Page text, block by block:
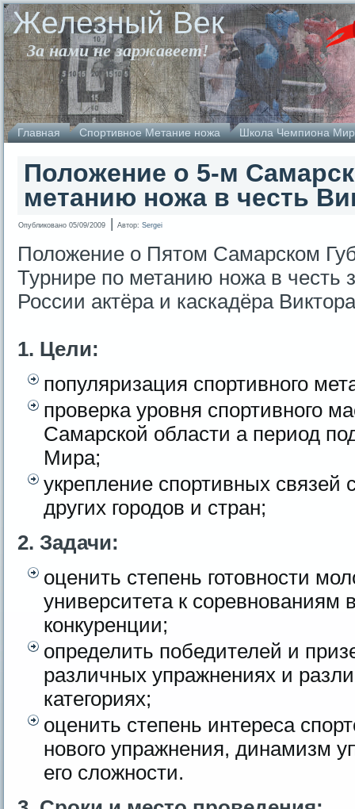
Железный Век
За нами не заржавеет!
Главная Спортивное Метание ножа Школа Чемпиона
Положение о 5-м
метанию ножа в честь
Опубликовано 05/09/2009 | Автор: Sergei
Положение о Пятом Самарском
Турнире по метанию ножа в честь
России актёра и каскадёра
1. Цели:
популяризация спортивного
проверка уровня спортивного
Самарской области а период
Мира;
укрепление спортивных связей
других городов и стран;
2. Задачи:
оценить степень готовности
университета к соревнованиям
конкуренции;
определить победителей и
различных упражнениях и
категориях;
оценить степень интереса
нового упражнения, динамизм
его сложности.